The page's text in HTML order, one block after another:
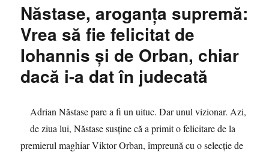
Năstase, aroganţa supremă:
Vrea să fie felicitat de
Iohannis şi de Orban, chiar
dacă i-a dat în judecată
Adrian Năstase pare a fi un uituc. Dar unul vizionar. Azi,
de ziua lui, Năstase susţine că a primit o felicitare de la
premierul maghiar Viktor Orban, împreună cu o selecţie de